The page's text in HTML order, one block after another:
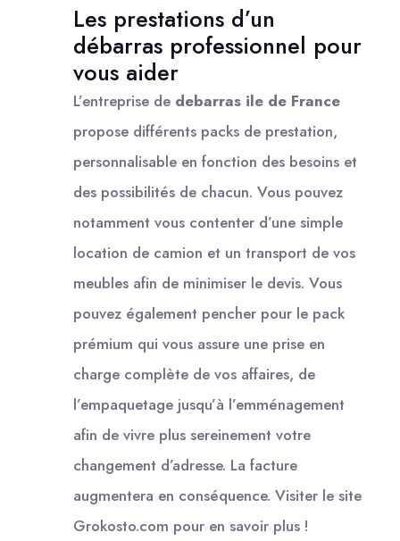
Les prestations d’un
débarras professionnel pour
vous aider
L’entreprise de debarras ile de France
propose différents packs de prestation,
personnalisable en fonction des besoins et
des possibilités de chacun. Vous pouvez
notamment vous contenter d’une simple
location de camion et un transport de vos
meubles afin de minimiser le devis. Vous
pouvez également pencher pour le pack
prémium qui vous assure une prise en
charge complète de vos affaires, de
l’empaquetage jusqu’à l’emménagement
afin de vivre plus sereinement votre
changement d’adresse. La facture
augmentera en conséquence. Visiter le site
Grokosto.com pour en savoir plus !